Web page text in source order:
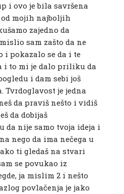
i ovo je bila savršena
mojih najboljih
zajedno da
sam zašto da ne
i pokazalo se da i te
i to mi je dalo priliku da
i dam sebi još
Tvrdoglavost je jedna
da praviš nešto i vidiš
da dobijaš
da nije samo tvoja ideja i
nego da ima nečega u
ti gledaš na stvari
se povukao iz
ja mislim 2 i nešto
povlačenja je jako